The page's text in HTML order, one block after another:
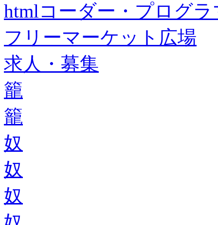
htmlコーダー・プログラ
フリーマーケット広場
求人・募集
籠
籠
奴
奴
奴